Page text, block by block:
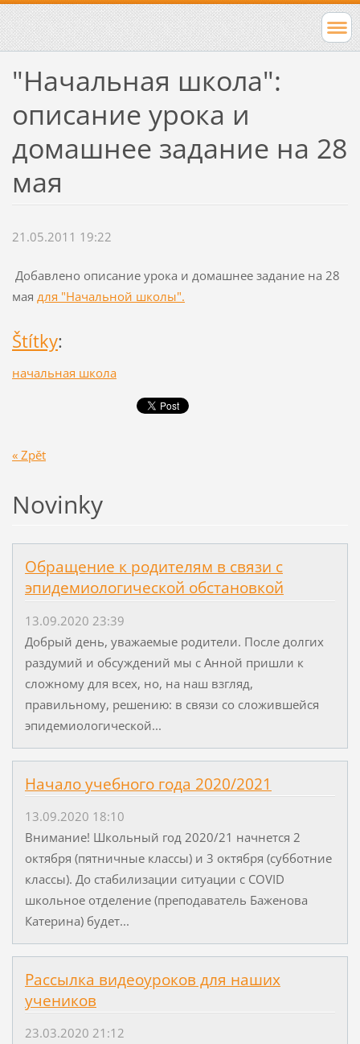
"Начальная школа":
описание урока и
домашнее задание на 28
мая
21.05.2011 19:22
Добавлено описание урока и домашнее задание на 28
мая для "Начальной школы".
Štítky:
начальная школа
« Zpět
Novinky
Обращение к родителям в связи с
эпидемиологической обстановкой
13.09.2020 23:39
Добрый день, уважаемые родители. После долгих
раздумий и обсуждений мы с Анной пришли к
сложному для всех, но, на наш взгляд,
правильному, решению: в связи со сложившейся
эпидемиологической...
Начало учебного года 2020/2021
13.09.2020 18:10
Внимание! Школьный год 2020/21 начнется 2
октября (пятничные классы) и 3 октября (субботние
классы). До стабилизации ситуации c COVID
школьное отделение (преподаватель Баженова
Катерина) будет...
Рассылка видеоуроков для наших
учеников
23.03.2020 21:12